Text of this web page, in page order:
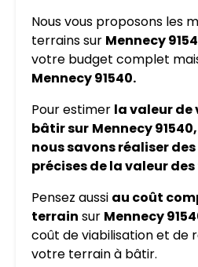
Nous vous proposons les
terrains sur Mennecy
votre budget complet
Mennecy 91540.
Pour estimer la valeur
bâtir sur Mennecy
nous savons réaliser
précises de la valeur
Pensez aussi au coût
terrain sur Mennecy
coût de viabilisation et de
votre terrain à bâtir.